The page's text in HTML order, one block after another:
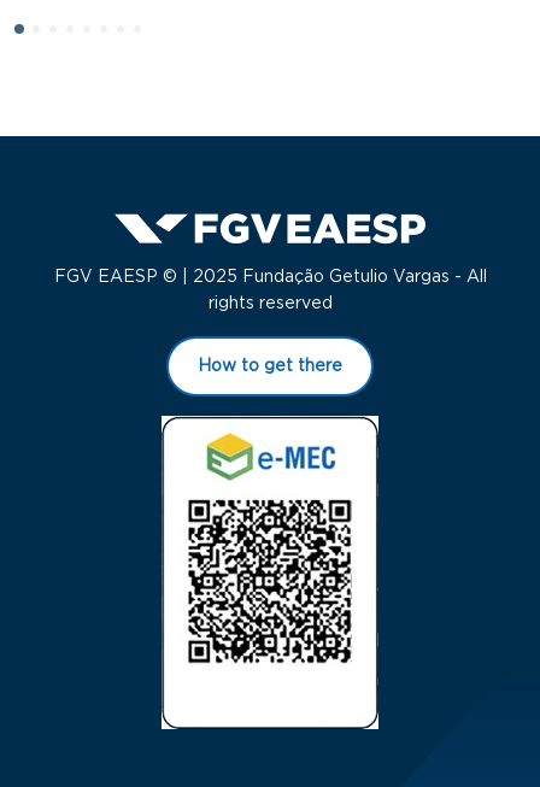
FGV EAESP © | 2025 Fundação Getulio Vargas - All
rights reserved
How to get there